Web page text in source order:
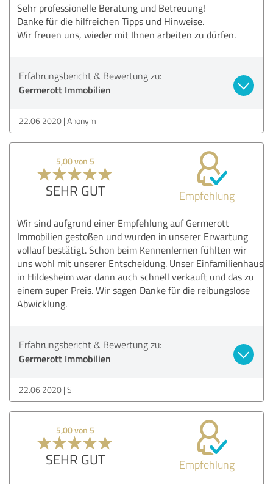
Sehr professionelle Beratung und Betreuung!
Danke für die hilfreichen Tipps und Hinweise.
Wir freuen uns, wieder mit Ihnen arbeiten zu dürfen.
Erfahrungsbericht & Bewertung zu:
Germerott Immobilien
22.06.2020 Anonym
5,00 von 5
SEHR GUT Empfehlung
Wir sind aufgrund einer Empfehlung auf Germerott
Immobilien gestoßen und wurden in unserer Erwartung
vollauf bestätigt. Schon beim Kennenlernen fühlten wir
uns wohl mit unserer Entscheidung. Unser Einfamilienhaus
in Hildesheim war dann auch schnell verkauft und das zu
einem super Preis. Wir sagen Danke für die reibungslose
Abwicklung.
Erfahrungsbericht & Bewertung zu:
Germerott Immobilien
22.06.2020 S.
5,00 von 5
SEHR GUT Empfehlung